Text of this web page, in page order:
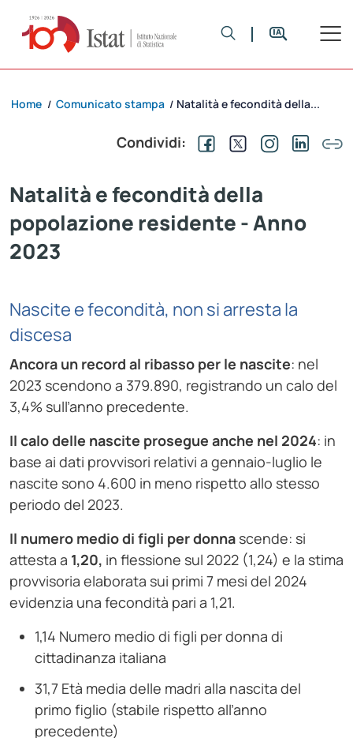
Home / Comunicato stampa / Natalità e fecondità della...
Condividi:
Natalità e fecondità della
popolazione residente - Anno
2023
Nascite e fecondità, non si arresta la
discesa
Ancora un record al ribasso per le nascite: nel
2023 scendono a 379.890, registrando un calo del
3,4% sull’anno precedente.
Il calo delle nascite prosegue anche nel 2024: in
base ai dati provvisori relativi a gennaio-luglio le
nascite sono 4.600 in meno rispetto allo stesso
periodo del 2023.
Il numero medio di figli per donna scende: si
attesta a 1,20, in flessione sul 2022 (1,24) e la stima
provvisoria elaborata sui primi 7 mesi del 2024
evidenzia una fecondità pari a 1,21.
1,14 Numero medio di figli per donna di
cittadinanza italiana
31,7 Età media delle madri alla nascita del
primo figlio (stabile rispetto all’anno
precedente)